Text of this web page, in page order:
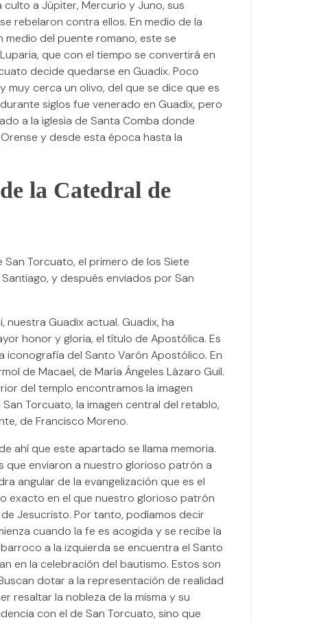
a Júpiter, Mercurio y Juno, sus
rebelaron contra ellos. En medio de la
medio del puente romano, este se
que con el tiempo se convertirá en
decide quedarse en Guadix. Poco
muy cerca un olivo, del que se dice que es
siglos fue venerado en Guadix, pero
a la iglesia de Santa Comba donde
y desde esta época hasta la
la Catedral de
Torcuato, el primero de los Siete
y después enviados por San
nuestra Guadix actual. Guadix, ha
honor y gloria, el título de Apostólica. Es
iconografía del Santo Varón Apostólico. En
de Macael, de María Ángeles Lázaro Guil.
del templo encontramos la imagen
Torcuato, la imagen central del retablo,
de Francisco Moreno.
ahí que este apartado se llama memoria.
enviaron a nuestro glorioso patrón a
angular de la evangelización que es el
exacto en el que nuestro glorioso patrón
Jesucristo. Por tanto, podíamos decir
cuando la fe es acogida y se recibe la
a la izquierda se encuentra el Santo
en la celebración del bautismo. Estos son
dotar a la representación de realidad
resaltar la nobleza de la misma y su
con el de San Torcuato, sino que